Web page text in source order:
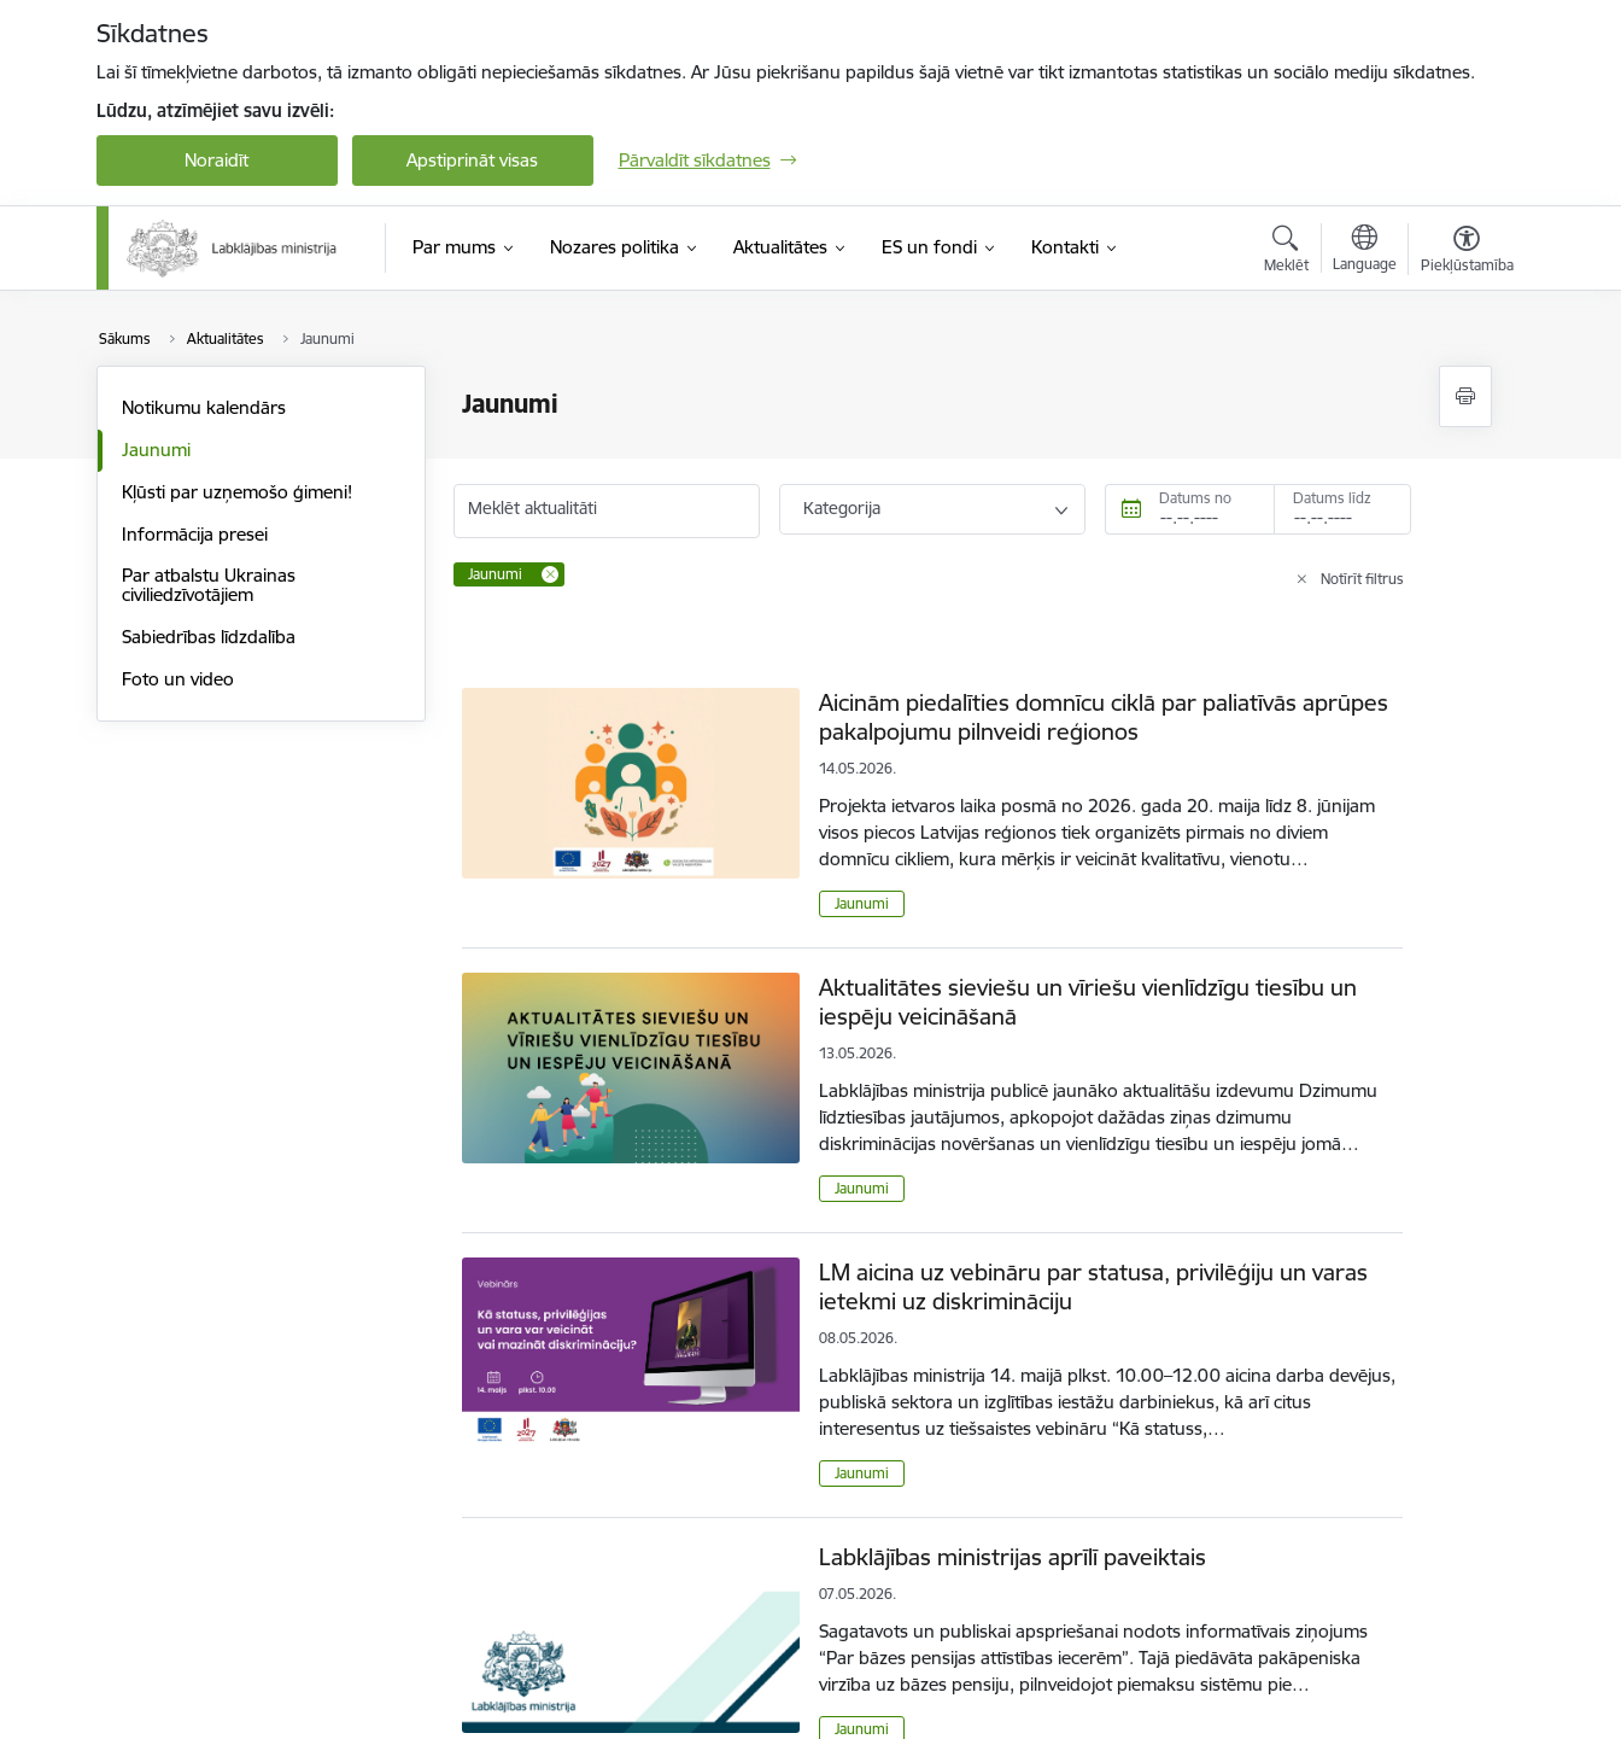
Sīkdatnes
Lai šī tīmekļvietne darbotos, tā izmanto obligāti nepieciešamās sīkdatnes. Ar Jūsu piekrišanu papildus šajā vietnē var tikt izmantotas statistikas un sociālo mediju sīkdatnes.
Lūdzu, atzīmējiet savu izvēli:
Noraidīt Apstiprināt visas Pārvaldīt sīkdatnes
Par mums Nozares politika Aktualitātes ES un fondi Kontakti
Meklēt Language Piekļūstamība
Sākums Aktualitātes Jaunumi
Jaunumi
Notikumu kalendārs
Jaunumi
Kļūsti par uzņemošo ģimeni!
Informācija presei
Par atbalstu Ukrainas
civiliedzīvotājiem
Sabiedrības līdzdalība
Foto un video
Meklēt aktualitāti Kategorija Datums no Datums līdz
Jaunumi Notīrīt filtrus
Aicinām piedalīties domnīcu ciklā par paliatīvās aprūpes
pakalpojumu pilnveidi reģionos
14.05.2026.
Projekta ietvaros laika posmā no 2026. gada 20. maija līdz 8. jūnijam
visos piecos Latvijas reģionos tiek organizēts pirmais no diviem
domnīcu cikliem, kura mērķis ir veicināt kvalitatīvu, vienotu…
Jaunumi
Aktualitātes sieviešu un vīriešu vienlīdzīgu tiesību un
iespēju veicināšanā
13.05.2026.
Labklājības ministrija publicē jaunāko aktualitāšu izdevumu Dzimumu
līdztiesības jautājumos, apkopojot dažādas ziņas dzimumu
diskriminācijas novēršanas un vienlīdzīgu tiesību un iespēju jomā…
Jaunumi
LM aicina uz vebināru par statusa, privilēģiju un varas
ietekmi uz diskrimināciju
08.05.2026.
Labklājības ministrija 14. maijā plkst. 10.00–12.00 aicina darba devējus,
publiskā sektora un izglītības iestāžu darbiniekus, kā arī citus
interesentus uz tiešsaistes vebināru “Kā statuss,…
Jaunumi
Labklājības ministrijas aprīlī paveiktais
07.05.2026.
Sagatavots un publiskai apspriešanai nodots informatīvais ziņojums
“Par bāzes pensijas attīstības iecerēm”. Tajā piedāvāta pakāpeniska
virzība uz bāzes pensiju, pilnveidojot piemaksu sistēmu pie…
Jaunumi